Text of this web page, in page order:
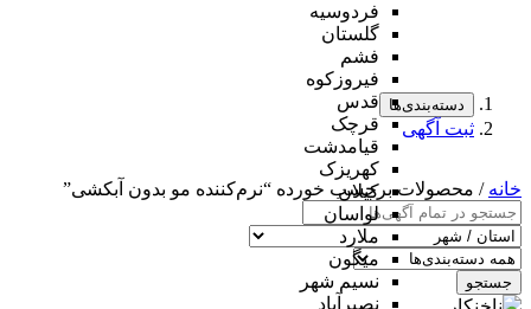
فردوسیه
گلستان
فشم
فیروزکوه
قدس
قرچک
قیامدشت
کهریزک
کیلان
لواسان
ملارد
میگون
نسیم شهر
نصیرآباد
دسته‌بندی‌ها
ثبت آگهی
خانه / محصولات برچسب خورده “نرم‌کننده مو بدون آبکشی”
جستجو